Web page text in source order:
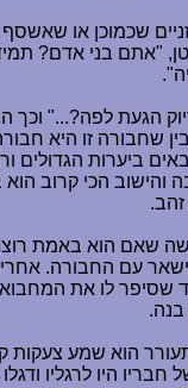
שכמוכן או
בני אדם? תמיד
הגעת לפה?..." וכך
שחבורה זו היא
ביערות הגדולים
הכי קרוב הוא
שאם הוא באמת רוצה
עם החבורה.
שסיפר לו את
הוא שמע צעקות
היו לרגליו